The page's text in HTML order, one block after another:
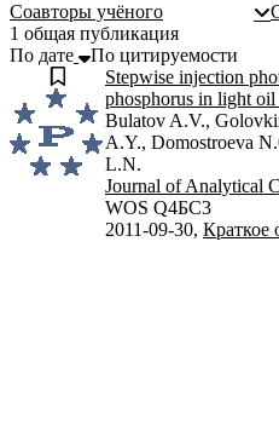
Соавторы учёного
1 общая публикация
По дате
По цитируемости
Stepwise injection
phosphorus in light oil
Bulatov A.V.,
A.Y., Domostroeva
L.N.
Journal of Analytical
WOS Q4БС3
2011-09-30, Краткое